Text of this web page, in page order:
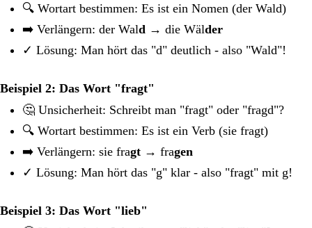
🔍 Wortart bestimmen: Es ist ein Nomen (der Wald)
➡️ Verlängern: der Wald → die Wälder
✓ Lösung: Man hört das "d" deutlich - also "Wald"!
Beispiel 2: Das Wort "fragt"
🤔 Unsicherheit: Schreibt man "fragt" oder "fragd"?
🔍 Wortart bestimmen: Es ist ein Verb (sie fragt)
➡️ Verlängern: sie fragt → fragen
✓ Lösung: Man hört das "g" klar - also "fragt" mit g!
Beispiel 3: Das Wort "lieb"